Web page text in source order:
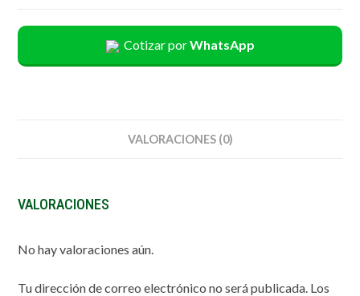
Cotizar porWhatsApp
VALORACIONES (0)
VALORACIONES
No hay valoraciones aún.
Tu dirección de correo electrónico no será publicada. Los